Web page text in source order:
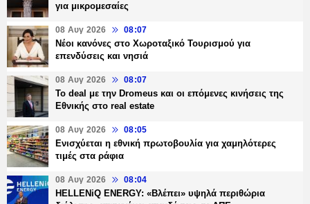
για μικρομεσαίες
08 Αυγ 2026 08:07
Νέοι κανόνες στο Χωροταξικό Τουρισμού για
επενδύσεις και νησιά
08 Αυγ 2026 08:07
Το deal με την Dromeus και οι επόμενες κινήσεις της
Εθνικής στο real estate
08 Αυγ 2026 08:05
Ενισχύεται η εθνική πρωτοβουλία για χαμηλότερες
τιμές στα ράφια
08 Αυγ 2026 08:04
HELLENiQ ENERGY: «Βλέπει» υψηλά περιθώρια